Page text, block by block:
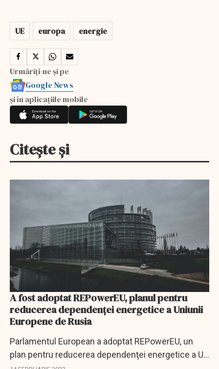
UE europa energie
Urmăriți-ne și pe
Google News
și în aplicațiile mobile
Citește și
A fost adoptat REPowerEU, planul pentru
reducerea dependenţei energetice a Uniunii
Europene de Rusia
Parlamentul European a adoptat REPowerEU, un
plan pentru reducerea dependenţei energetice a UE